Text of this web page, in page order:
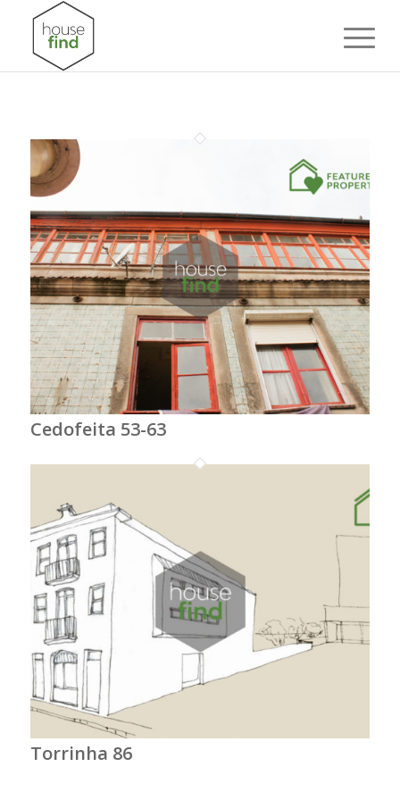
Cedofeita 53-63
Torrinha 86